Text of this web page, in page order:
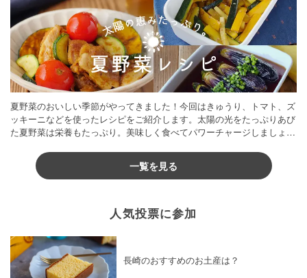
夏野菜のおいしい季節がやってきました！今回はきゅうり、トマト、ズ
ッキーニなどを使ったレシピをご紹介します。太陽の光をたっぷりあび
た夏野菜は栄養もたっぷり。美味しく食べてパワーチャージしましょう
一覧を見る
人気投票に参加
長崎のおすすめのお土産は？